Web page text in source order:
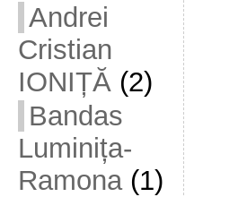
Andrei
Cristian
IONIȚĂ(2)
Bandas
Luminița-
Ramona(1)